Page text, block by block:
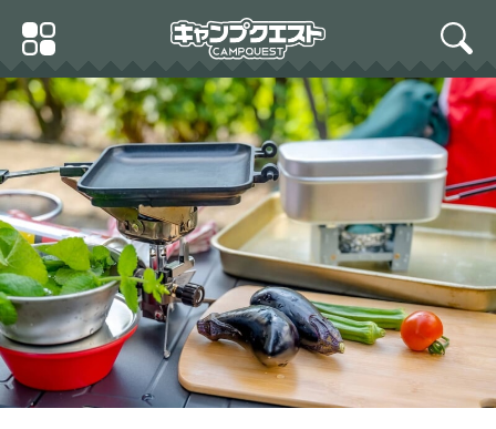
Primary
Menu
search
コールマン カトラリーセ
ット/パーソナル 2000017
089
BUNDOK(バンドック)ダッ
ヂ オーブン リッドリフタ
ー付 BD-381 4.2L バーベ
キュー キャンプ 料理 ブラ
ック
Snow Peak(スノーピーク)
(snow peak) チタン シェ
ラカップ E-104 チタン 目
盛り付き 計量カップ 軽量
調理 料理 アウトドア キャ
ンプ